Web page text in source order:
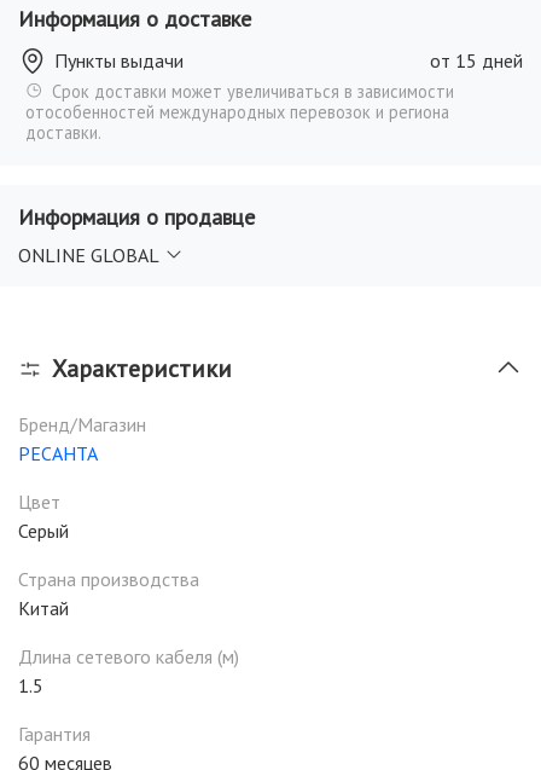
лучше справится с любым спектром работ: В режиме
сверления перфоратор не отличается от обычной дрели и
используется для сверления отверстий в различных
материалах (дерево, металл). Сверление с ударом
происходит при помощи вращательных и поступательных
бетон). Функция удара - в этом режиме инструмент
работает подобно отбойному молотку, происходят только
Информация о доставке
Пункты выдачи от 15 дней
Срок доставки может увеличиваться в зависимости
отособенностей международных перевозок и региона
доставки.
Информация о продавце
ONLINE GLOBAL
Характеристики
Бренд/Магазин
РЕСАНТА
Цвет
Серый
Страна производства
Китай
Длина сетевого кабеля (м)
1.5
Гарантия
60 месяцев